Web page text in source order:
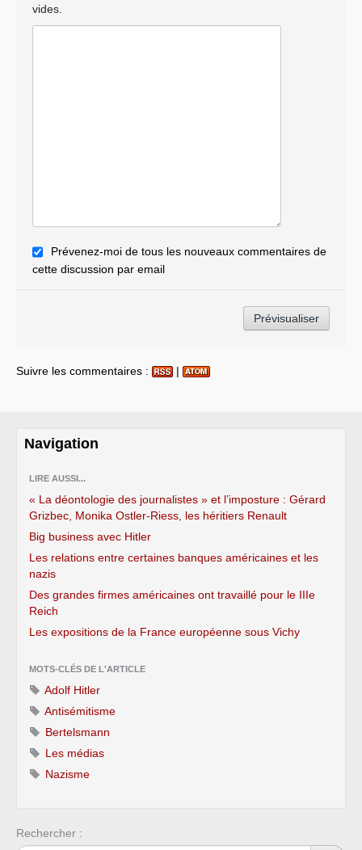
vides.
Prévenez-moi de tous les nouveaux commentaires de
cette discussion par email
Suivre les commentaires : |
Navigation
LIRE AUSSI...
« La déontologie des journalistes » et l’imposture : Gérard
Grizbec, Monika Ostler-Riess, les héritiers Renault
Big business avec Hitler
Les relations entre certaines banques américaines et les
nazis
Des grandes firmes américaines ont travaillé pour le IIIe
Reich
Les expositions de la France européenne sous Vichy
MOTS-CLÉS DE L'ARTICLE
Adolf Hitler
Antisémitisme
Bertelsmann
Les médias
Nazisme
Rechercher :